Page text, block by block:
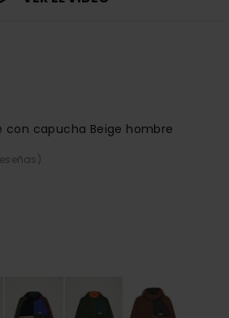
con capucha Beige hombre